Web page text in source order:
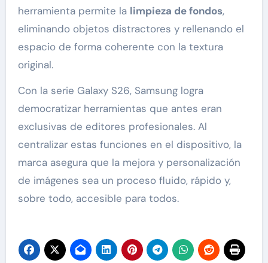
herramienta permite la limpieza de fondos,
eliminando objetos distractores y rellenando el
espacio de forma coherente con la textura
original.
Con la serie Galaxy S26, Samsung logra
democratizar herramientas que antes eran
exclusivas de editores profesionales. Al
centralizar estas funciones en el dispositivo, la
marca asegura que la mejora y personalización
de imágenes sea un proceso fluido, rápido y,
sobre todo, accesible para todos.